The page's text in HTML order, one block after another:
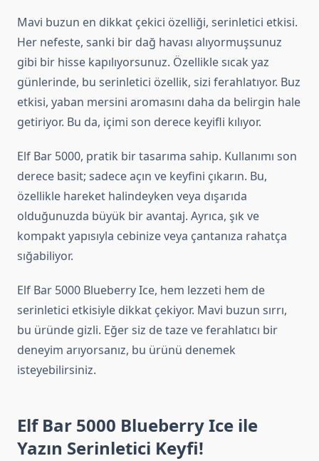
Mavi buzun en dikkat çekici özelliği, serinletici etkisi.
Her nefeste, sanki bir dağ havası alıyormuşsunuz
gibi bir hisse kapılıyorsunuz. Özellikle sıcak yaz
günlerinde, bu serinletici özellik, sizi ferahlatıyor. Buz
etkisi, yaban mersini aromasını daha da belirgin hale
getiriyor. Bu da, içimi son derece keyifli kılıyor.
Elf Bar 5000, pratik bir tasarıma sahip. Kullanımı son
derece basit; sadece açın ve keyfini çıkarın. Bu,
özellikle hareket halindeyken veya dışarıda
olduğunuzda büyük bir avantaj. Ayrıca, şık ve
kompakt yapısıyla cebinize veya çantanıza rahatça
sığabiliyor.
Elf Bar 5000 Blueberry Ice, hem lezzeti hem de
serinletici etkisiyle dikkat çekiyor. Mavi buzun sırrı,
bu üründe gizli. Eğer siz de taze ve ferahlatıcı bir
deneyim arıyorsanız, bu ürünü denemek
isteyebilirsiniz.
Elf Bar 5000 Blueberry Ice ile
Yazın Serinletici Keyfi!